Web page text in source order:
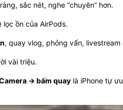
sắc nét, nghe “chuyên” hơn.
lọc ồn của AirPods.
, quay vlog, phỏng vấn, livestream
vài triệu.
→ bấm quay là iPhone tự